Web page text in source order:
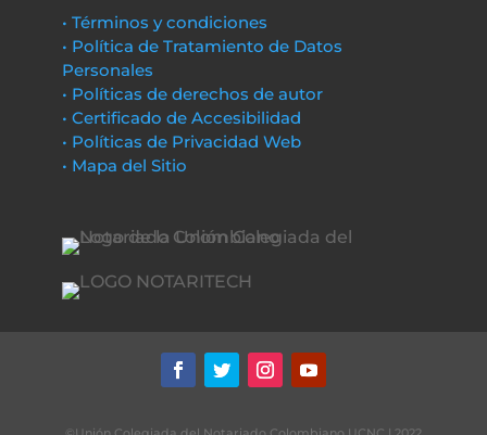
• Términos y condiciones
• Política de Tratamiento de Datos
Personales
• Políticas de derechos de autor
• Certificado de Accesibilidad
• Políticas de Privacidad Web
• Mapa del Sitio